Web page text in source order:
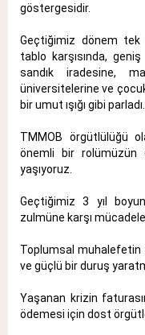
göstergesidir.
Geçtiğimiz dönem tek
tablo karşısında,
sandık iradesine,
üniversitelerine ve
bir umut ışığı gibi parladı.
TMMOB örgütlülüğü
önemli bir rolümüzün
yaşıyoruz.
Geçtiğimiz 3 yıl
zulmüne karşı
Toplumsal muhalefetin
ve güçlü bir duruş
Yaşanan krizin
ödemesi için dost